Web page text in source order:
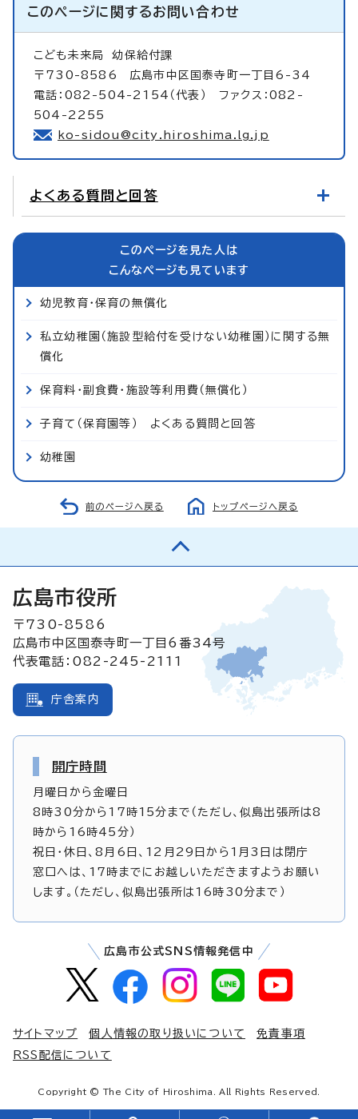
このページに関するお問い合わせ
こども未来局幼保給付課
〒730-8586 広島市中区国泰寺町一丁目6-34
電話：082-504-2154（代表） ファクス：082-
504-2255
ko-sidou@city.hiroshima.lg.jp
よくある質問と回答
このページを見た人は
こんなページも見ています
幼児教育・保育の無償化
私立幼稚園（施設型給付を受けない幼稚園）に関する無
償化
保育料・副食費・施設等利用費（無償化）
子育て（保育園等） よくある質問と回答
幼稚園
前のページへ戻る トップページへ戻る
広島市役所
〒730-8586
広島市中区国泰寺町一丁目6番34号
代表電話：082-245-2111
庁舎案内
開庁時間
月曜日から金曜日
8時30分から17時15分まで（ただし、似島出張所は8
時から16時45分）
祝日・休日、8月6日、12月29日から1月3日は閉庁
窓口へは、17時までにお越しいただきますようお願い
します。（ただし、似島出張所は16時30分まで）
広島市公式SNS情報発信中
サイトマップ 個人情報の取り扱いについて
免責事項
RSS配信について
Copyright © The City of Hiroshima. All Rights Reserved.